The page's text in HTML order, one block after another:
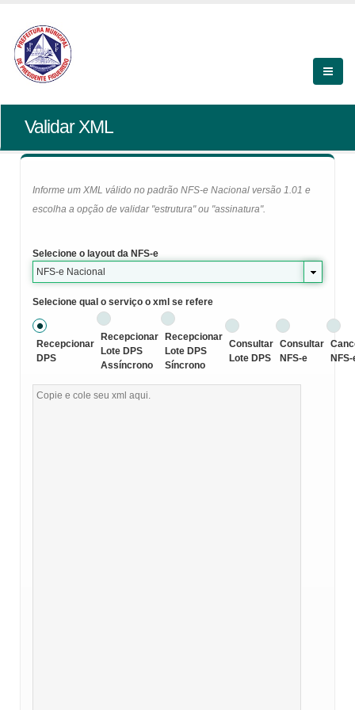
Validar XML
Informe um XML válido no padrão NFS-e Nacional versão 1.01 e
escolha a opção de validar "estrutura" ou "assinatura".
Selecione o layout da NFS-e
NFS-e Nacional
Selecione qual o serviço o xml se refere
Recepcionar
DPS
Recepcionar
Lote DPS
Assíncrono
Recepcionar
Lote DPS
Síncrono
Consultar
Lote DPS
Consultar
NFS-e
NFS-